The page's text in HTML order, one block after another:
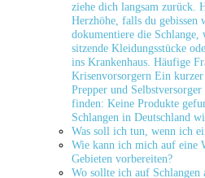
ziehe ‌dich ​langsam zurück.
Herzhöhe, falls du gebissen⁣
dokumentiere die
⁣sitzende Kleidungsstücke
ins Krankenhaus. Häufige
Krisenvorsorgern Ein
Prepper und
⁤finden: Keine Produkte
Schlangen in Deutschland⁣
Was soll⁣ ich tun, wenn ich
Wie kann ich ‍mich⁤ auf eine
Gebieten vorbereiten?
Wo sollte ich auf ‌Schlangen